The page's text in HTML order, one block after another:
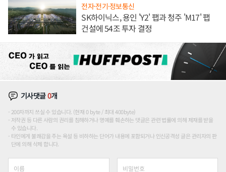
전자·전기·정보통신
SK하이닉스, 용인 'Y2' 팹과 청주 'M17' 팹
건설에 54조 투자 결정
기사댓글0개
200자까지 쓰실 수 있습니다. (현재 0 byte / 최대 400byte)
저작권 등 다른 사람의 권리를 침해하거나 명예를 훼손하는 댓글은 관련 법률에 의해 제재를 받을
수 있습니다.
타인에게 불쾌감을 주는 욕설 등 비하하는 단어가 내용에 포함되거나 인신공격성 글은 관리자의 판
단에 의해 삭제 합니다.